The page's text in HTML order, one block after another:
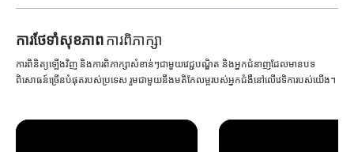
ការ​ថែទាំ​សុខភាពការពិភាក្សា
ការពិនិត្យឡើងវិញ និងការពិភាក្សាសំខាន់ៗជាមួយវេជ្ជបណ្ឌិត និងអ្នកជំនាញដែលមានបទ
ពិសោធន៍ច្រើនបំផុតរបស់ប្រទេស រួមជាមួយនឹងមតិកែលម្អរបស់អ្នកជំងឺនៅលើវេទិការបស់យើង។